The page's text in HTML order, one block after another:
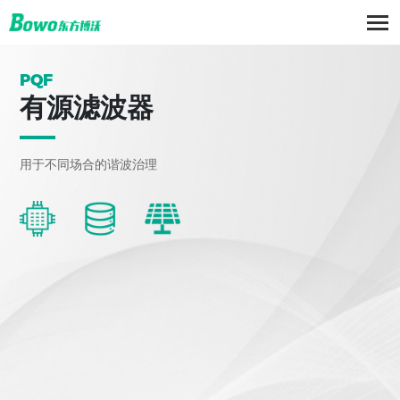
PQF
有源滤波器
用于不同场合的谐波治理